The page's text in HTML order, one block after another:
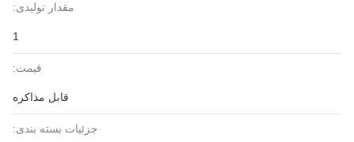
مقدار تولیدی:
1
قیمت:
قابل مذاکره
جزئیات بسته بندی: